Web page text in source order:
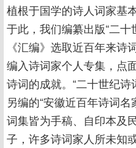
植根于国学的诗人词家基
于此，我们编纂出版“二
《汇编》选取近百年来诗
编入诗词家个人专集，点
诗词的成就。“二十世纪
另编的“安徽近百年诗词
词集皆为手稿、自印本及
子，许多诗词家人所未知